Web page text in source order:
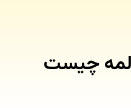
چیست